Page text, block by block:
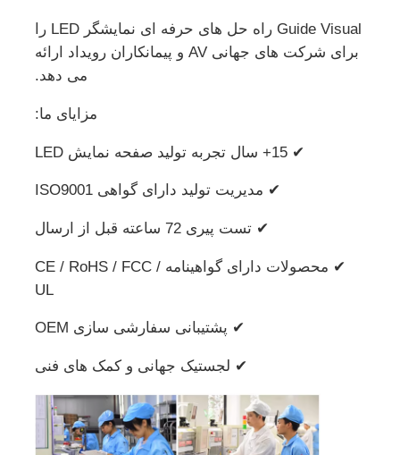
Guide Visual راه حل های حرفه ای نمایشگر LED را
برای شرکت های جهانی AV و پیمانکاران رویداد ارائه
می دهد.
مزایای ما:
✔ 15+ سال تجربه تولید صفحه نمایش LED
✔ مدیریت تولید دارای گواهی ISO9001
✔ تست پیری 72 ساعته قبل از ارسال
✔ محصولات دارای گواهینامه CE / RoHS / FCC /
UL
✔ پشتیبانی سفارشی سازی OEM
✔ لجستیک جهانی و کمک های فنی